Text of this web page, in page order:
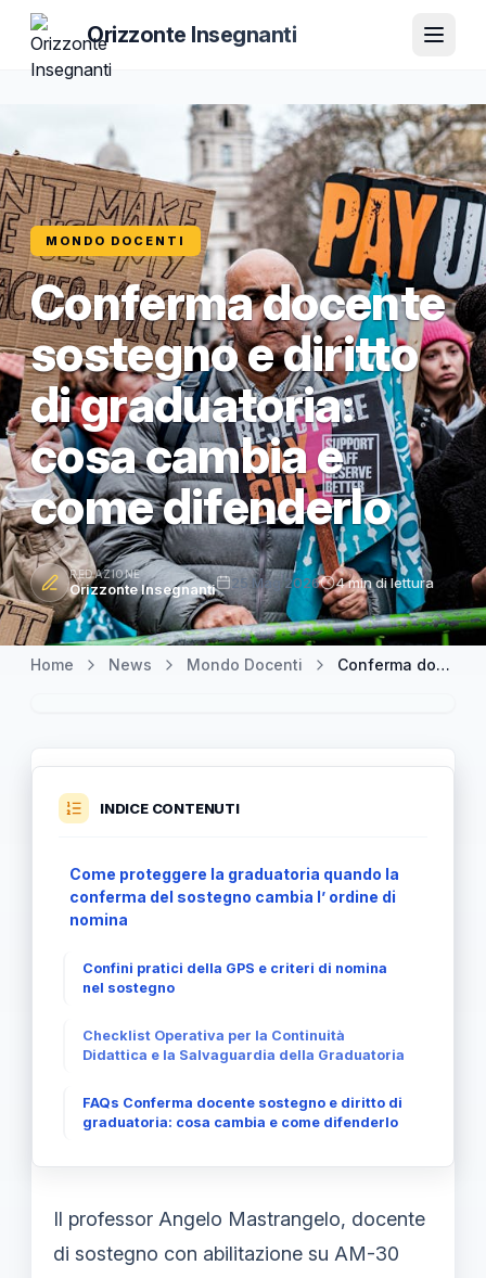
Orizzonte Insegnanti
MONDO DOCENTI
Conferma docente
sostegno e diritto
di graduatoria:
cosa cambia e
come difenderlo
REDAZIONE
Orizzonte Insegnanti 25 Mag 2026 4 min di lettura
Home News Mondo Docenti Conferma docente sostegno e diritto di graduatoria: cosa cambia e come difenderlo
INDICE CONTENUTI
Come proteggere la graduatoria quando la
conferma del sostegno cambia l’ ordine di
nomina
Confini pratici della GPS e criteri di nomina
nel sostegno
Checklist Operativa per la Continuità
Didattica e la Salvaguardia della Graduatoria
FAQs Conferma docente sostegno e diritto di
graduatoria: cosa cambia e come difenderlo
Il professor Angelo Mastrangelo, docente
di sostegno con abilitazione su AM-30